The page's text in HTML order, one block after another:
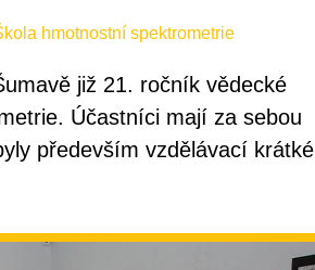
hmotnostní spektrometrie
již 21. ročník vědecké
Účastníci mají za sebou
především vzdělávací krátké